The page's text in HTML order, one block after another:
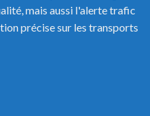
mais aussi l'alerte trafic
précise sur les transports